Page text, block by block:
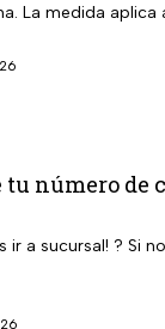
La medida
tu número de
ir a sucursal! ? Si